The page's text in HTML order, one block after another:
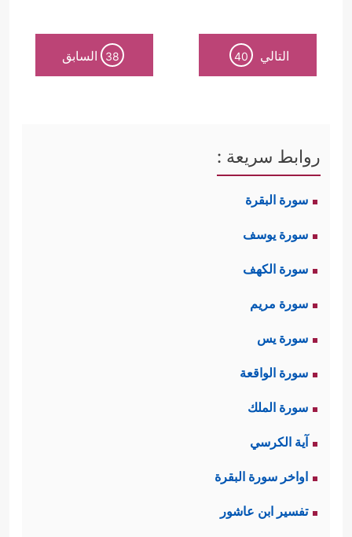
التالي 40
38 السابق
روابط سريعة :
سورة البقرة
سورة يوسف
سورة الكهف
سورة مريم
سورة يس
سورة الواقعة
سورة الملك
آية الكرسي
اواخر سورة البقرة
تفسير ابن عاشور